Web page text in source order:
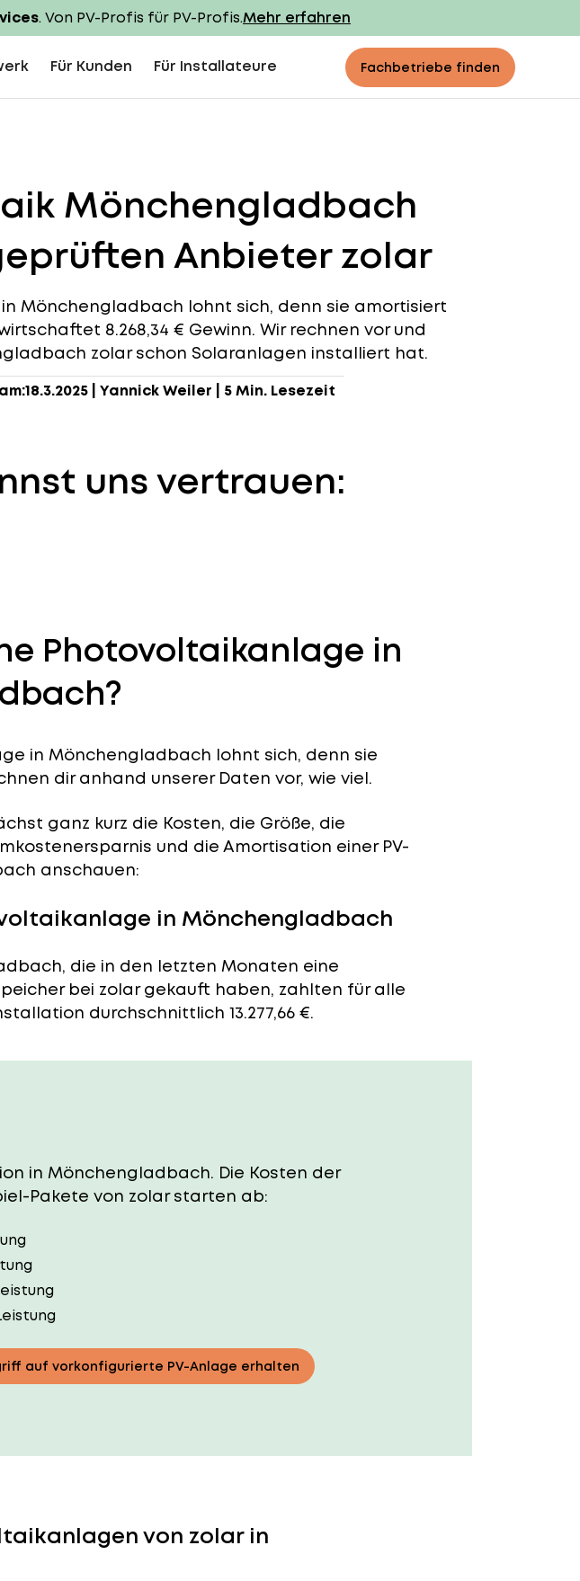
. Von PV-Profis für PV-Profis.Mehr erfahren
Für Kunden Für Installateure Fachbetriebe finden
Mönchengladbach
Anbieter zolar
Mönchengladbach lohnt sich, denn sie amortisiert
8.268,34 € Gewinn. Wir rechnen vor und
zolar schon Solaranlagen installiert hat.
18.3.2025| Yannick Weiler 5 Min. Lesezeit
uns vertrauen:
Photovoltaikanlage in
in Mönchengladbach lohnt sich, denn sie
dir anhand unserer Daten vor, wie viel.
ganz kurz die Kosten, die Größe, die
und die Amortisation einer PV-
anschauen:
in Mönchengladbach
die in den letzten Monaten eine
bei zolar gekauft haben, zahlten für alle
durchschnittlich 13.277,66 €.
in Mönchengladbach. Die Kosten der
Pakete von zolar starten ab:
auf vorkonfigurierte PV-Anlage erhalten
von zolar in